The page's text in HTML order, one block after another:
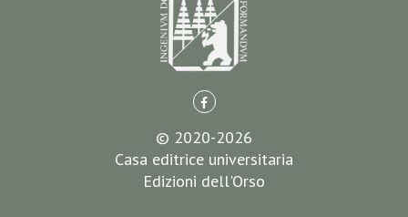
© 2020-2026
Casa editrice universitaria
Edizioni dell'Orso